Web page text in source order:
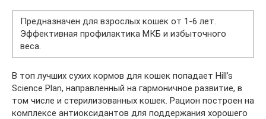
Предназначен для взрослых кошек от 1-6 лет.
Эффективная профилактика МКБ и избыточного
веса.
В топ лучших сухих кормов для кошек попадает Hill’s
Science Plan, направленный на гармоничное развитие, в
том числе и стерилизованных кошек. Рацион построен на
комплексе антиоксидантов для поддержания хорошего